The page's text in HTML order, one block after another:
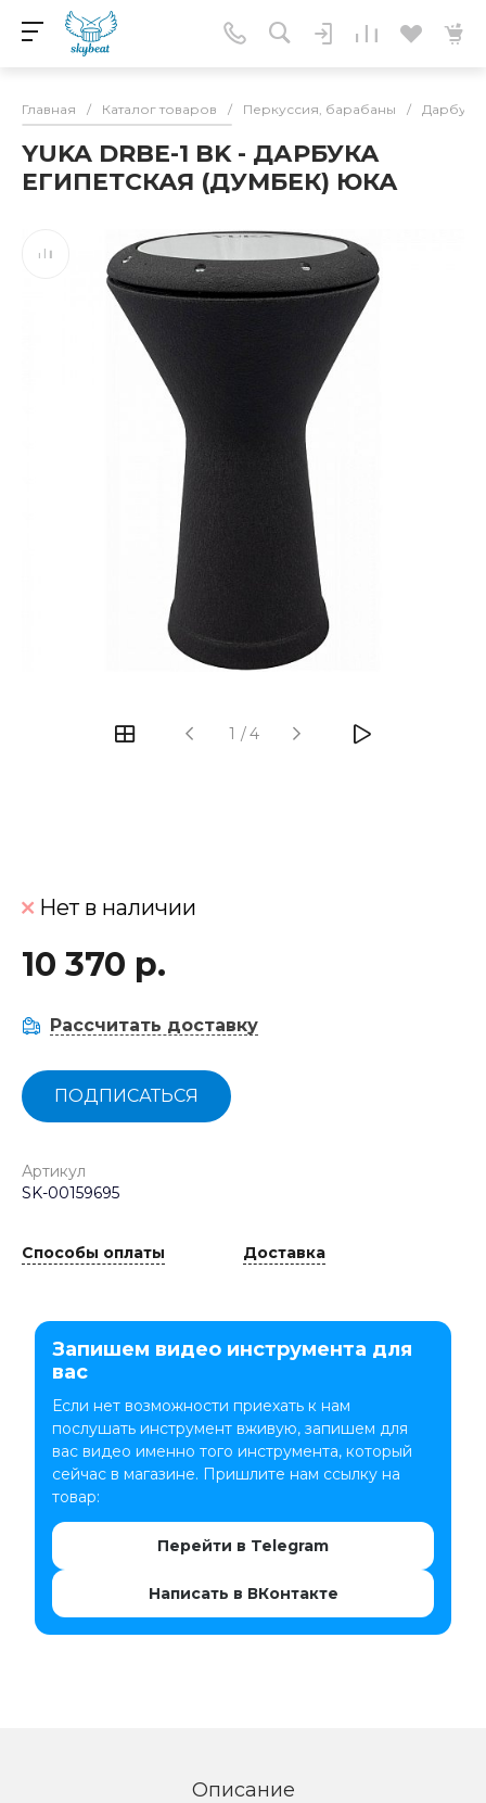
Главная / Каталог товаров / Перкуссия, барабаны /
YUKA DRBE-1 BK - ДАРБУКА
ЕГИПЕТСКАЯ (ДУМБЕК) ЮКА
1 /4
Нет в наличии
10 370 р.
Рассчитать доставку
ПОДПИСАТЬСЯ
Артикул
SK-00159695
Способы оплаты Доставка
Запишем видео инструмента для
вас
Если нет возможности приехать к нам
послушать инструмент вживую, запишем для
вас видео именно того инструмента, который
сейчас в магазине. Пришлите нам ссылку на
товар:
Перейти в Telegram
Написать в ВКонтакте
Описание